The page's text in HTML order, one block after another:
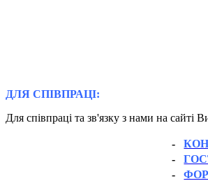
ДЛЯ СПІВПРАЦІ:
Для співпраці та зв'язку з нами на сайті
-
-
-